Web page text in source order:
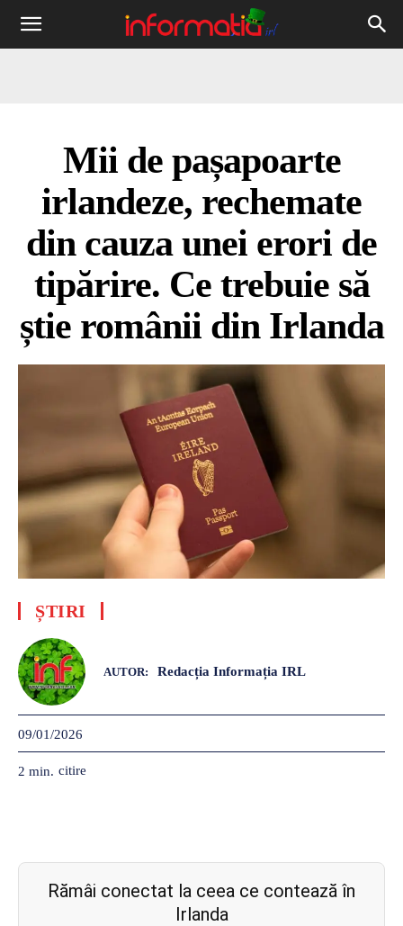
Informația
Mii de pașapoarte
irlandeze, rechemate
din cauza unei erori de
tipărire. Ce trebuie să
știe românii din Irlanda
ȘTIRI
AUTOR: Redacția Informația IRL
09/01/2026
2 min. citire
Rămâi conectat la ceea ce contează în
Irlanda